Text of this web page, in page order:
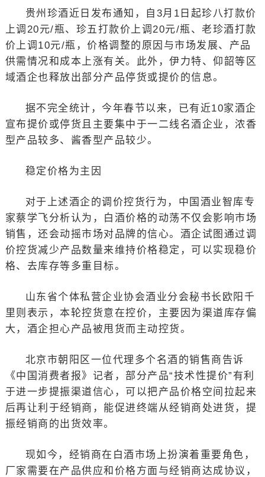
贵州珍酒近日发布通知，自3月1日起珍八打款价
上调20元/瓶、珍五打款价上调20元/瓶、老珍酒打款
价上调10元/瓶，价格调整的原因与市场发展、产品
供需情况和成本上涨有关。此外，伊力特、仰韶等区
域酒企也释放出部分产品停货或提价的信息。
据不完全统计，今年春节以来，已有近10家酒企
宣布提价或停货且主要集中于一二线名酒企业，浓香
型产品较多、酱香型产品较少。
稳定价格为主因
对于上述酒企的调价控货行为，中国酒业智库专
家蔡学飞分析认为，白酒价格的动荡不仅会影响市场
销售，还会动摇市场对品牌的信心。酒企试图通过调
价控货减少产品数量来维持价格稳定，可以实现稳价
格、去库存等多重目标。
山东省个体私营企业协会酒业分会秘书长欧阳千
里则表示，本轮控货意在控价，主要因为渠道库存偏
大，酒企担心产品被甩货而主动控货。
北京市朝阳区一位代理多个名酒的销售商告诉
《中国消费者报》记者，部分产品“技术性提价”有利
于进一步提振渠道信心，可以把产品价格空间拉起来
后再让利于经销商，能促进终端从经销商处进货，提
振经销商的出货效率。
现如今，经销商在白酒市场上扮演着重要角色，
厂家需要在产品供应和价格方面与经销商达成协议，